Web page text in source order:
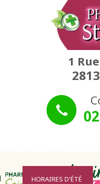
1
HORAIRES D'ÉTÉ